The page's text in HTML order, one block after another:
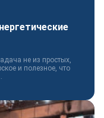
не из простых,
и полезное, что